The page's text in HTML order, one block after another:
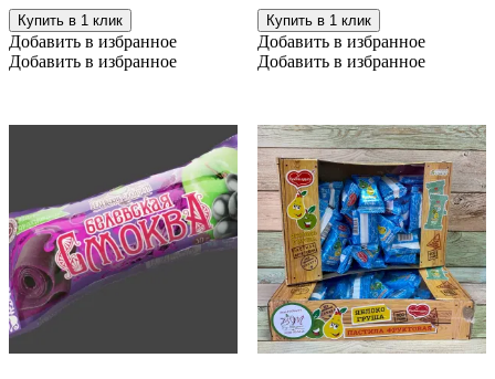
Купить в 1 клик
Добавить в избранное
Добавить в избранное
Купить в 1 клик
Добавить в избранное
Добавить в избранное